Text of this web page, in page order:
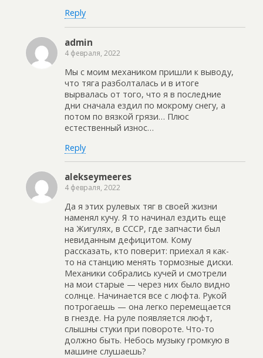
Reply
admin
4 февраля, 2022
Мы с моим механиком пришли к выводу,
что тяга разболталась и в итоге
вырвалась от того, что я в последние
дни сначала ездил по мокрому снегу, а
потом по вязкой грязи… Плюс
естественный износ…
Reply
alekseymeeres
4 февраля, 2022
Да я этих рулевых тяг в своей жизни
наменял кучу. Я то начинал ездить еще
на Жигулях, в СССР, где запчасти был
невиданным дефицитом. Кому
рассказать, кто поверит: приехал я как-
то на станцию менять тормозные диски.
Механики собрались кучей и смотрели
на мои старые — через них было видно
солнце. Начинается все с люфта. Рукой
потрогаешь — она легко перемещается
в гнезде. На руле появляется люфт,
слышны стуки при повороте. Что-то
должно быть. Небось музыку громкую в
машине слушаешь?